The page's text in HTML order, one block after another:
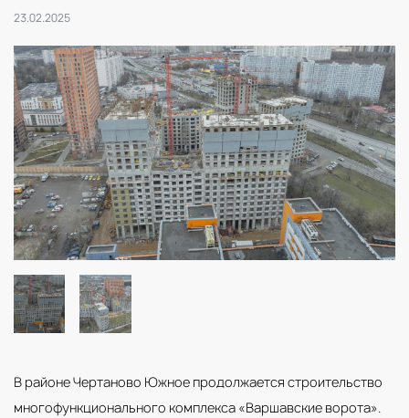
23.02.2025
В районе Чертаново Южное продолжается строительство
многофункционального комплекса «Варшавские ворота».